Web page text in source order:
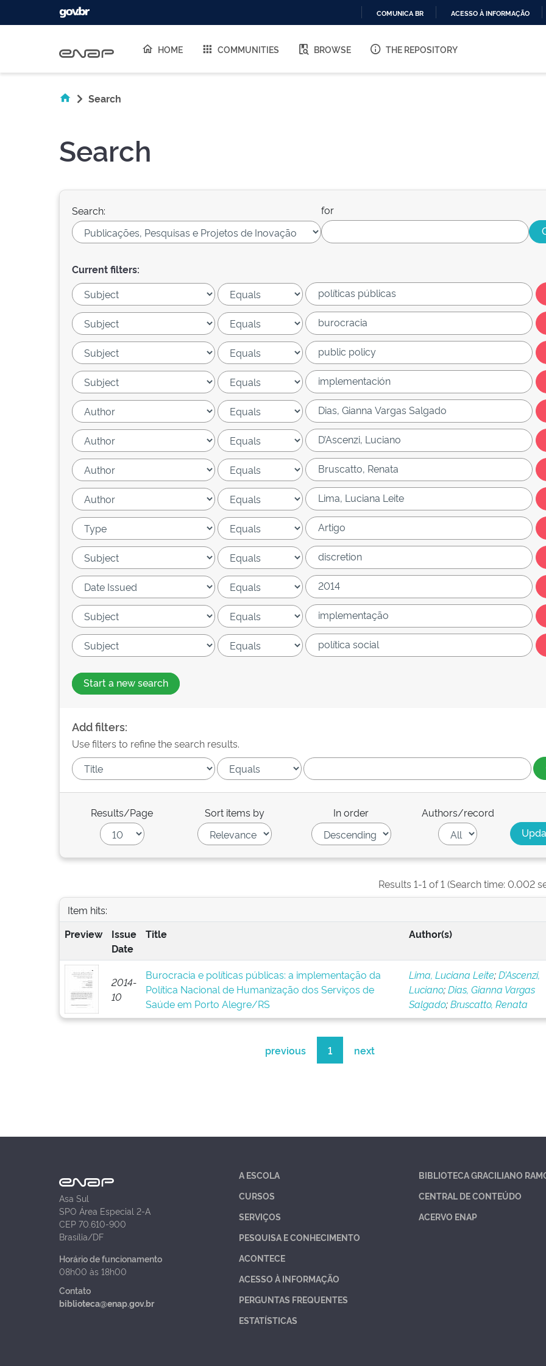
O
COMUNICA BR ACESSO À INFORMAÇÃO
HOME COMMUNITIES BROWSE THE REPOSITORY
Search
Search
Search: for
Current filters:
Start a new search
Add filters:
Use filters to refine the search results.
Results/Page Sort items by In order Authors/record
Results 1-1 of 1 (Search time: 0.002
Item hits:
Preview
Issue
Date
Title Author(s)
2014-
10
Burocracia e políticas públicas: a implementação da
Política Nacional de Humanização dos Serviços de
Saúde em Porto Alegre/RS
Lima, Luciana Leite;D’Ascenzi,
Luciano;Dias, Gianna Vargas
Salgado;Bruscatto, Renata
previous 1 next
Asa Sul
SPO Área Especial 2-A
CEP 70.610-900
Brasília/DF
Horário de funcionamento
08h00 às 18h00
Contato
biblioteca@enap.gov.br
A ESCOLA
CURSOS
SERVIÇOS
PESQUISA E CONHECIMENTO
ACONTECE
ACESSO À INFORMAÇÃO
PERGUNTAS FREQUENTES
ESTATÍSTICAS
BIBLIOTECA GRACILIANO
CENTRAL DE CONTEÚDO
ACERVO ENAP